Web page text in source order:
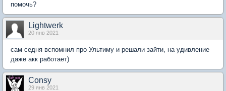
помочь?
Lightwerk
20 янв 2021
сам седня вспомнил про Ультиму и решали зайти, на удивление
даже акк работает)
Consy
29 янв 2021